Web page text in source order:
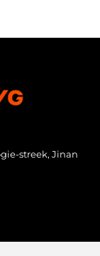
streek, Jinan